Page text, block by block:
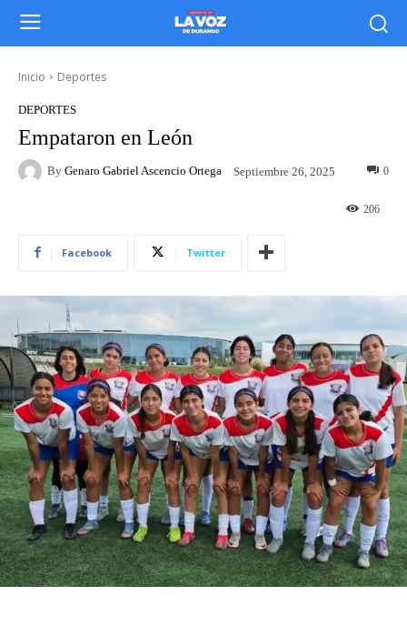
Inicio Deportes
DEPORTES
Empataron en León
By Genaro Gabriel Ascencio Ortega Septiembre 26, 2025 0
206
Facebook Twitter